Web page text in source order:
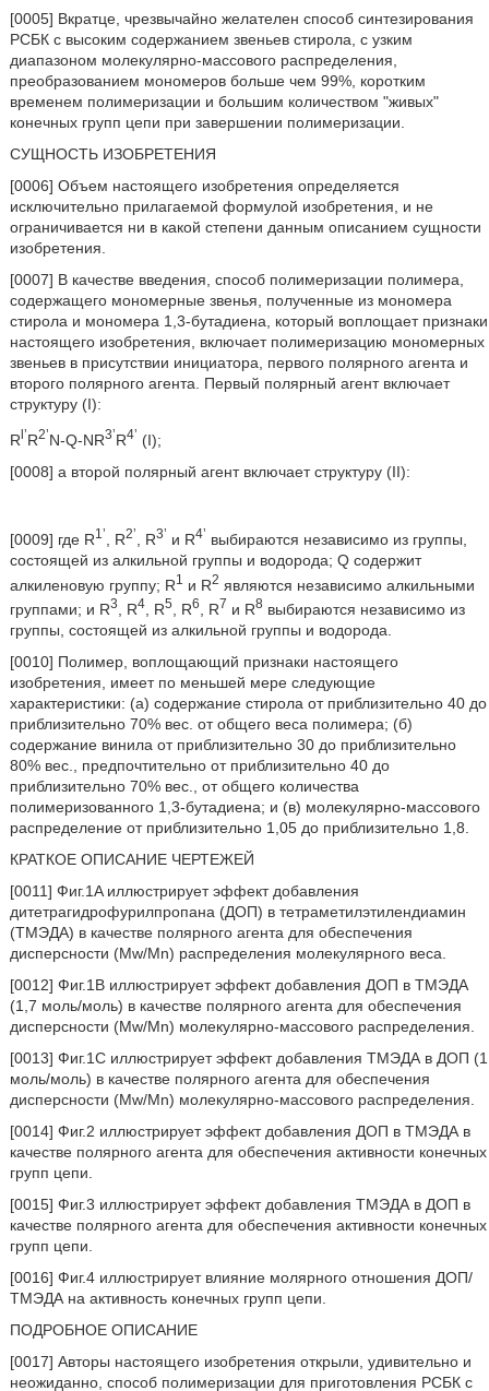
[0005] Вкратце, чрезвычайно желателен способ синтезирования
РСБК с высоким содержанием звеньев стирола, с узким
диапазоном молекулярно-массового распределения,
преобразованием мономеров больше чем 99%, коротким
временем полимеризации и большим количеством "живых"
конечных групп цепи при завершении полимеризации.
СУЩНОСТЬ ИЗОБРЕТЕНИЯ
[0006] Объем настоящего изобретения определяется
исключительно прилагаемой формулой изобретения, и не
ограничивается ни в какой степени данным описанием сущности
изобретения.
[0007] В качестве введения, способ полимеризации полимера,
содержащего мономерные звенья, полученные из мономера
стирола и мономера 1,3-бутадиена, который воплощает признаки
настоящего изобретения, включает полимеризацию мономерных
звеньев в присутствии инициатора, первого полярного агента и
второго полярного агента. Первый полярный агент включает
структуру (I):
R l’R2’N-Q-NR3’R4’ (I);
[0008] а второй полярный агент включает структуру (II):
[0009] где R1’ , R2’ , R3’ и R4’ выбираются независимо из группы,
состоящей из алкильной группы и водорода; Q содержит
алкиленовую группу; R1 и R2 являются независимо алкильными
группами; и R3 , R4, R5 , R6 , R7 и R8выбираются независимо из
группы, состоящей из алкильной группы и водорода.
[0010] Полимер, воплощающий признаки настоящего
изобретения, имеет по меньшей мере следующие
характеристики: (a) содержание стирола от приблизительно 40 до
приблизительно 70% вес. от общего веса полимера; (б)
содержание винила от приблизительно 30 до приблизительно
80% вес., предпочтительно от приблизительно 40 до
приблизительно 70% вес., от общего количества
полимеризованного 1,3-бутадиена; и (в) молекулярно-массового
распределение от приблизительно 1,05 до приблизительно 1,8.
КРАТКОЕ ОПИСАНИЕ ЧЕРТЕЖЕЙ
[0011] Фиг.1A иллюстрирует эффект добавления
дитетрагидрофурилпропана (ДОП) в тетраметилэтилендиамин
(ТМЭДА) в качестве полярного агента для обеспечения
дисперсности (Mw/Mn) распределения молекулярного веса.
[0012] Фиг.1В иллюстрирует эффект добавления ДОП в ТМЭДА
(1,7 моль/моль) в качестве полярного агента для обеспечения
дисперсности (Mw/Mn) молекулярно-массового распределения.
[0013] Фиг.1С иллюстрирует эффект добавления ТМЭДА в ДОП (1
моль/моль) в качестве полярного агента для обеспечения
дисперсности (Mw/Mn) молекулярно-массового распределения.
[0014] Фиг.2 иллюстрирует эффект добавления ДОП в ТМЭДА в
качестве полярного агента для обеспечения активности конечных
групп цепи.
[0015] Фиг.3 иллюстрирует эффект добавления ТМЭДА в ДОП в
качестве полярного агента для обеспечения активности конечных
групп цепи.
[0016] Фиг.4 иллюстрирует влияние молярного отношения ДОП/
ТМЭДА на активность конечных групп цепи.
ПОДРОБНОЕ ОПИСАНИЕ
[0017] Авторы настоящего изобретения открыли, удивительно и
неожиданно, способ полимеризации для приготовления РСБК с